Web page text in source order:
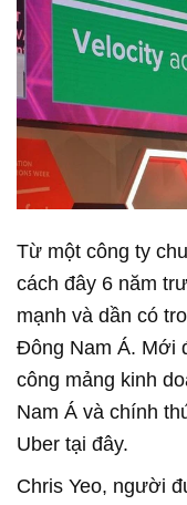
Từ một công ty
cách đây 6 năm
mạnh và dần có
Đông Nam Á. Mới
công mảng kinh
Nam Á và chính
Uber tại đây.
Chris Yeo, người